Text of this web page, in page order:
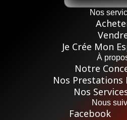
Nos
Je Crée Mon
À
Notre
Nos Prestations
Nos
Nous
Facebook